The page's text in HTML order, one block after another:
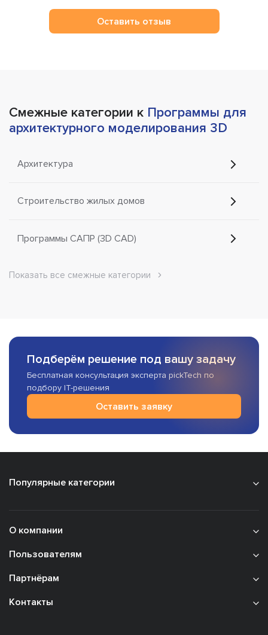
Оставить отзыв
Смежные категории к Программы для
архитектурного моделирования 3D
Архитектура
Строительство жилых домов
Программы САПР (3D CAD)
Показать все смежные категории
Подберём решение под вашу задачу
Бесплатная консультация эксперта pickTech по
подбору IT-решения
Оставить заявку
Популярные категории
О компании
Пользователям
Партнёрам
Контакты